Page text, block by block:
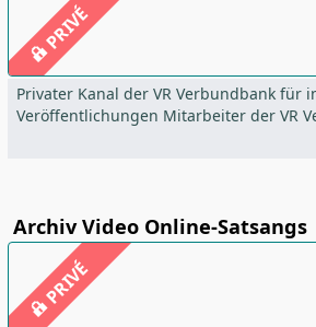
PRIVÉ
Privater Kanal der VR Verbundbank für
Veröffentlichungen Mitarbeiter der VR
Archiv Video Online-Satsangs
PRIVÉ